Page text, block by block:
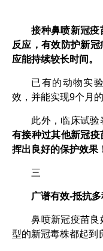
接种鼻喷新冠疫
反应，有效防护新
应能持续较长时间。
已有的动物实
效，并能实现9个月的
此外，临床试验
有接种过其他新冠
挥出良好的保护效果
三
广谱有效-抵抗
鼻喷新冠疫苗良
型的新冠毒株都起到